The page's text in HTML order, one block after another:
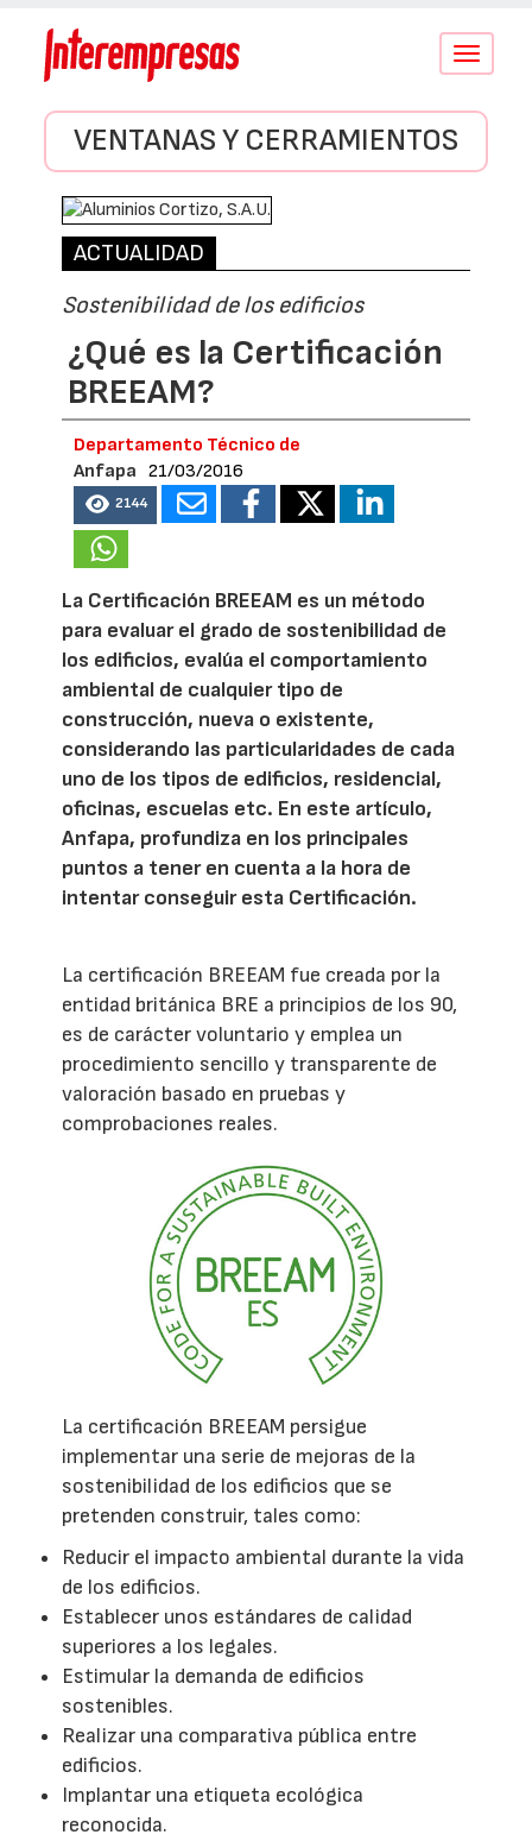
Conmutar
VENTANAS Y CERRAMIENTOS
ACTUALIDAD
Sostenibilidad de los edificios
¿Qué es la Certificación
BREEAM?
Departamento Técnico de
Anfapa
21/03/2016
2144
La Certificación BREEAM es un método
para evaluar el grado de sostenibilidad de
los edificios, evalúa el comportamiento
ambiental de cualquier tipo de
construcción, nueva o existente,
considerando las particularidades de cada
uno de los tipos de edificios, residencial,
oficinas, escuelas etc. En este artículo,
Anfapa, profundiza en los principales
puntos a tener en cuenta a la hora de
intentar conseguir esta Certificación.
La certificación BREEAM fue creada por la
entidad británica BRE a principios de los 90,
es de carácter voluntario y emplea un
procedimiento sencillo y transparente de
valoración basado en pruebas y
comprobaciones reales.
La certificación BREEAM persigue
implementar una serie de mejoras de la
sostenibilidad de los edificios que se
pretenden construir, tales como:
Reducir el impacto ambiental durante la vida
de los edificios.
Establecer unos estándares de calidad
superiores a los legales.
Estimular la demanda de edificios
sostenibles.
Realizar una comparativa pública entre
edificios.
Implantar una etiqueta ecológica
reconocida.